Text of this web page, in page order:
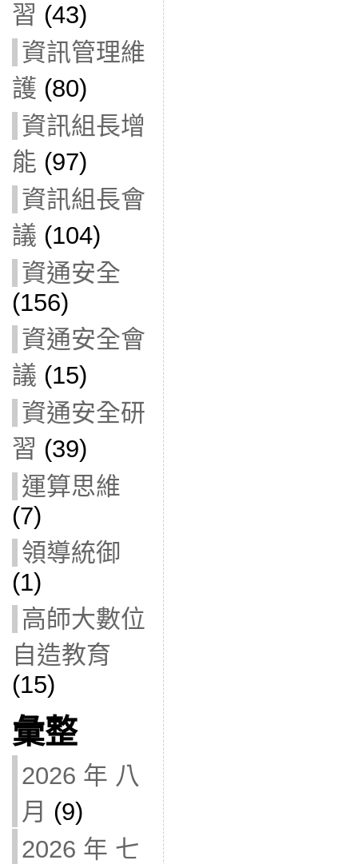
習 (43)
資訊管理維
護 (80)
資訊組長增
能 (97)
資訊組長會
議 (104)
資通安全
(156)
資通安全會
議 (15)
資通安全研
習 (39)
運算思維
(7)
領導統御
(1)
高師大數位
自造教育
(15)
彙整
2026 年 八
月 (9)
2026 年 七